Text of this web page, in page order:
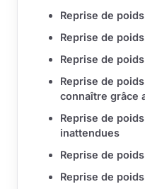
Reprise de
Reprise de
Reprise de
Reprise de
connaître grâce
Reprise de
inattendues
Reprise de
Reprise de